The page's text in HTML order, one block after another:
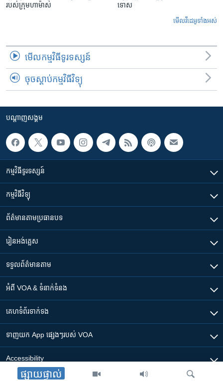
ផ្សាយផ្ទាល់
របស់​ក្រុម​ហាម៉ាស់
ទោស
មើល​វីដេអូ​ទាំង​អស់
មើល​កម្មវិធី​ទូរទស្សន៍
ចុចស្តាប់កម្មវិធីវិទ្យុ
បណ្តាញ​សង្គម
កម្មវិធី​ទូរទស្សន៍
កម្មវិធី​វិទ្យុ
ព័ត៌មាន​តាមប្រធានបទ​
រៀន​​អង់គ្លេស
ទទួល​ព័ត៌មាន​តាម
អំពី​ VOA & ទំនាក់ទំនង
គេហទំព័រ​​ទាក់ទង
ទាញយក​ App ផ្សេងៗ​របស់​ VOA
Accessibility